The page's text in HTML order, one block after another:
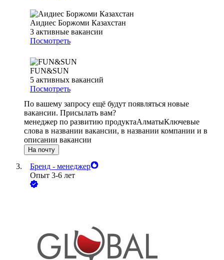
Аидиес Боржоми Казахстан
3 активные вакансии
Посмотреть
FUN&SUN
5 активных вакансий
Посмотреть
По вашему запросу ещё будут появляться новые
вакансии. Присылать вам?
менеджер по развитию продуктаАлматыКлючевые
слова в названии вакансии, в названии компании и в
описании вакансии
На почту
Бренд - менеджер
Опыт 3-6 лет